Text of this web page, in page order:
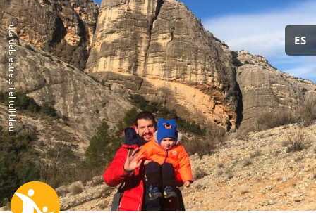
ES
ruta dels estrets i el toll blau